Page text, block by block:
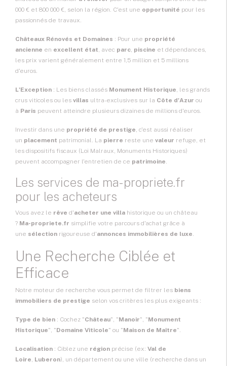
000 € et 800 000 €, selon la région. C'est une opportunité pour les
passionnés de travaux.
Châteaux Rénovés et Domaines : Pour une propriété
ancienne en excellent état, avec parc, piscine et dépendances,
les prix varient généralement entre 1,5 million et 5 millions
d'euros.
L'Exception : Les biens classés Monument Historique, les grands
crus viticoles ou les villas ultra-exclusives sur la Côte d'Azur ou
à Paris peuvent atteindre plusieurs dizaines de millions d'euros.
Investir dans une propriété de prestige, c'est aussi réaliser
un placement patrimonial. La pierre reste une valeur refuge, et
les dispositifs fiscaux (Loi Malraux, Monuments Historiques)
peuvent accompagner l'entretien de ce patrimoine.
Les services de ma-propriete.fr
pour les acheteurs
Vous avez le rêve d'acheter une villa historique ou un château
? Ma-propriete.fr simplifie votre parcours d'achat grâce à
une sélection rigoureuse d'annonces immobilières de luxe.
Une Recherche Ciblée et
Efficace
Notre moteur de recherche vous permet de filtrer les biens
immobiliers de prestige selon vos critères les plus exigeants :
Type de bien : Cochez "Château", "Manoir", "Monument
Historique", "Domaine Viticole" ou "Maison de Maître".
Localisation : Ciblez une région précise (ex: Val de
Loire, Luberon), un département ou une ville (recherche dans un